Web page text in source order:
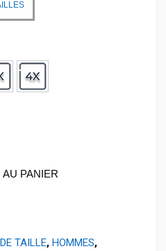
PANIER
TAILLE, HOMMES,